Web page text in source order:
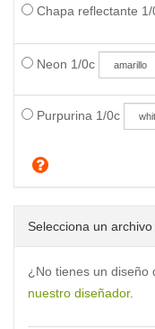
Chapa reflectante 1/
Neon 1/0c
Purpurina 1/0c
Selecciona un archivo
¿No tienes un diseño
nuestro diseñador.